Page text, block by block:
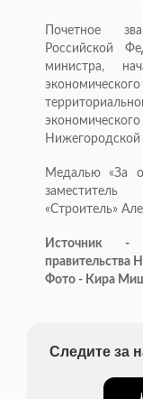
Почетное
Российской
министра,
Нижегородской
Медалью «За
«Строитель»
Источник -
правительства
Фото - Кира
Следите за